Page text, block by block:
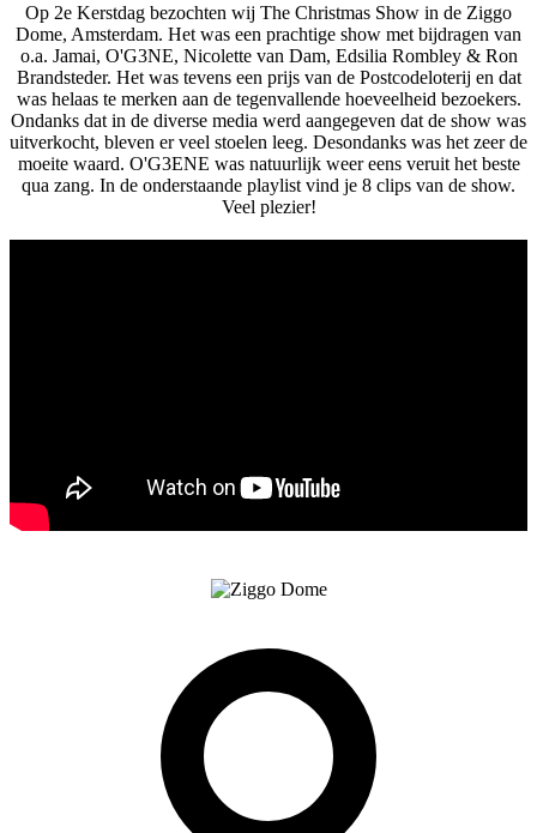
Op 2e Kerstdag bezochten wij The Christmas Show in de Ziggo
Dome, Amsterdam. Het was een prachtige show met bijdragen van
o.a. Jamai, O'G3NE, Nicolette van Dam, Edsilia Rombley & Ron
Brandsteder. Het was tevens een prijs van de Postcodeloterij en dat
was helaas te merken aan de tegenvallende hoeveelheid bezoekers.
Ondanks dat in de diverse media werd aangegeven dat de show was
uitverkocht, bleven er veel stoelen leeg. Desondanks was het zeer de
moeite waard. O'G3ENE was natuurlijk weer eens veruit het beste
qua zang. In de onderstaande playlist vind je 8 clips van de show.
Veel plezier!